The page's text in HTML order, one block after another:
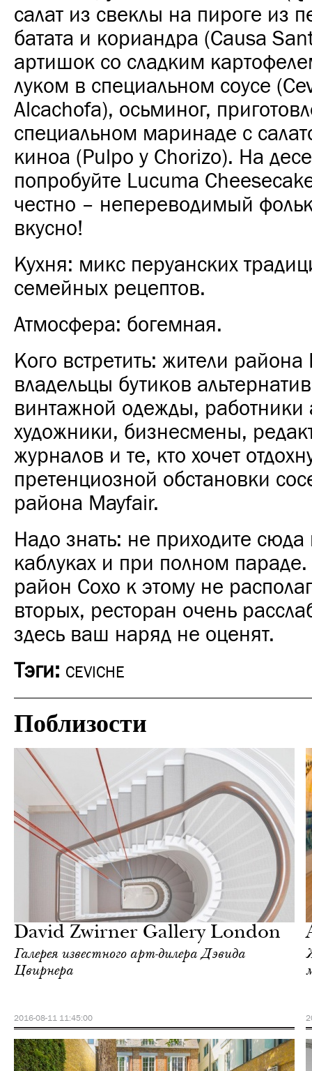
салат из свеклы на пироге из
батата и кориандра (Causa
артишок со сладким
луком в специальном соусе
Alcachofa), осьминог,
специальном маринаде с
киноа (Pulpo y Chorizo). На
попробуйте Lucuma
честно – непереводимый
вкусно!
Кухня: микс перуанских
семейных рецептов.
Атмосфера: богемная.
Кого встретить: жители района
владельцы бутиков
винтажной одежды, работники
художники, бизнесмены,
журналов и те, кто хочет
претенциозной обстановки
района Mayfair.
Надо знать: не приходите
каблуках и при полном
район Сохо к этому не
вторых, ресторан очень
здесь ваш наряд не оценят.
Тэги: CEVICHE
Поблизости
David Zwirner Gallery London
Галерея известного арт-дилера Дэвида
Цвирнера
2016-08-11 11:45:00